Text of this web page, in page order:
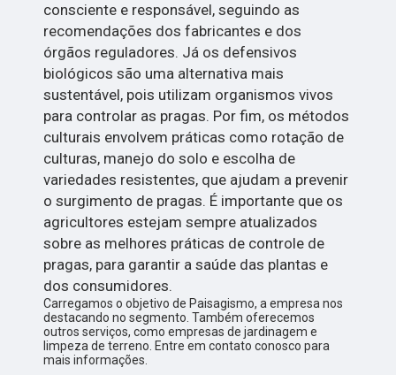
consciente e responsável, seguindo as
recomendações dos fabricantes e dos
órgãos reguladores. Já os defensivos
biológicos são uma alternativa mais
sustentável, pois utilizam organismos vivos
para controlar as pragas. Por fim, os métodos
culturais envolvem práticas como rotação de
culturas, manejo do solo e escolha de
variedades resistentes, que ajudam a prevenir
o surgimento de pragas. É importante que os
agricultores estejam sempre atualizados
sobre as melhores práticas de controle de
pragas, para garantir a saúde das plantas e
dos consumidores.
Carregamos o objetivo de Paisagismo, a empresa nos
destacando no segmento. Também oferecemos
outros serviços, como empresas de jardinagem e
limpeza de terreno. Entre em contato conosco para
mais informações.